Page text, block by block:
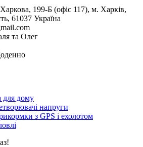
199-Б (офіс 117), м. Харків,
61037 Україна
та Олег
для дому
напруги
з GPS і ехолотом